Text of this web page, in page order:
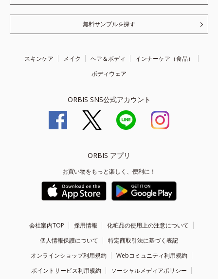
無料サンプルを探す
スキンケア メイク ヘア＆ボディ
インナーケア（食品）
ボディウェア
ORBIS SNS公式アカウント
ORBIS アプリ
お買い物をもっと楽しく、便利に！
会社案内TOP 採用情報
化粧品の使用上の注意について
個人情報保護について
特定商取引法に基づく表記
オンラインショップ利用規約
Webコミュニティ利用規約
ポイントサービス利用規約
ソーシャルメディアポリシー